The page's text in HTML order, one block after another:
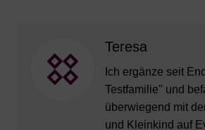
Teresa
Ich ergänze seit
Testfamilie" und
überwiegend mit
und Kleinkind auf